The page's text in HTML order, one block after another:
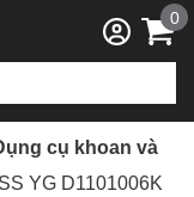
0
cụ khoan và
YG D1101006K